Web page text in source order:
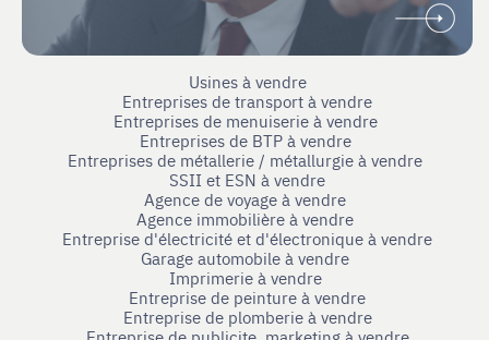
Usines à vendre
Entreprises de transport à vendre
Entreprises de menuiserie à vendre
Entreprises de BTP à vendre
Entreprises de métallerie / métallurgie à vendre
SSII et ESN à vendre
Agence de voyage à vendre
Agence immobilière à vendre
Entreprise d'électricité et d'électronique à vendre
Garage automobile à vendre
Imprimerie à vendre
Entreprise de peinture à vendre
Entreprise de plomberie à vendre